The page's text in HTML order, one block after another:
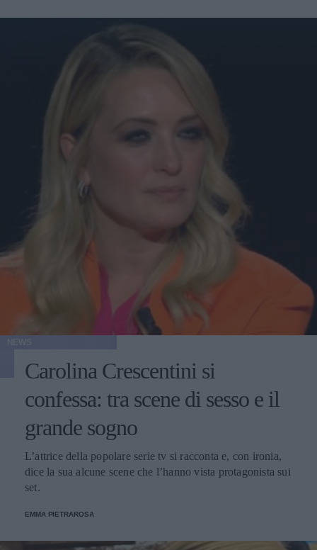
Carolina Crescentini si
confessa: tra scene di sesso e il
grande sogno
L’attrice della popolare serie tv si racconta e, con ironia,
dice la sua alcune scene che l’hanno vista protagonista sui
set.
EMMA PIETRAROSA